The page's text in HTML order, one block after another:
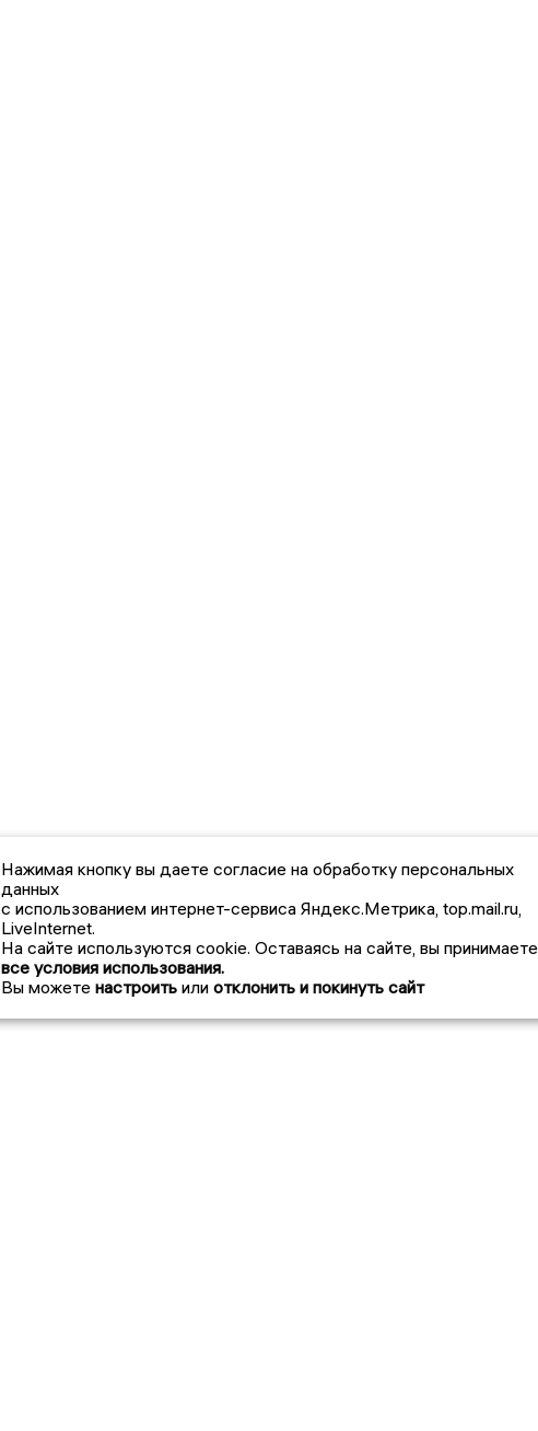
Нажимая кнопку вы даете согласие на обработку персональных
данных
с использованием интернет-сервиса Яндекс.Метрика, top.mail.ru,
LiveInternet.
На сайте используются cookie. Оставаясь на сайте, вы принимаете
все условия использования.
Вы можете настроить или отклонить и покинуть сайт